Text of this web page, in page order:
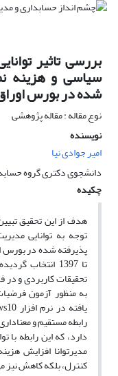
بررسی تاثیر
سیاسی و هزینه
شده در بورس اوراق
نوع مقاله : مقاله پژوهشی
نویسنده
امیر جوادی نیا
دانشجوی دکتری گروه
چکیده
هدف از این تحقیق
تا 1397
تحقیقات کاربردی و
به منظور آزمون
رابطه مستقیم و
دارد، که این رابطه
مدیرتوانا افزایش
کنترل، بلکه کاهش